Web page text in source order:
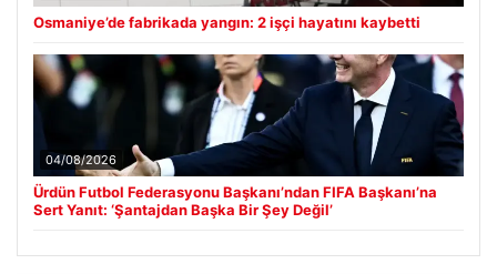
Osmaniye’de fabrikada yangın: 2 işçi hayatını kaybetti
04/08/2026
Ürdün Futbol Federasyonu Başkanı’ndan FIFA Başkanı’na
Sert Yanıt: ‘Şantajdan Başka Bir Şey Değil’